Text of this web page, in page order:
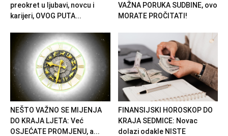
preokret u ljubavi, novcu i
karijeri, OVOG PUTA...
VAŽNA PORUKA SUDBINE, ovo
MORATE PROČITATI!
NEŠTO VAŽNO SE MIJENJA
DO KRAJA LJETA: Već
OSJEĆATE PROMJENU, a...
FINANSIJSKI HOROSKOP DO
KRAJA SEDMICE: Novac
dolazi odakle NISTE